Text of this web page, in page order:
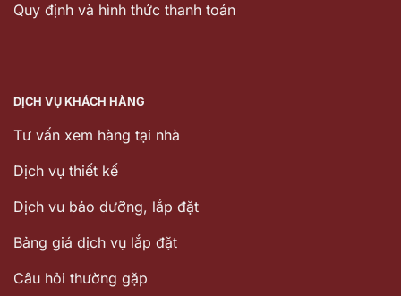
Quy định và hình thức thanh toán
DỊCH VỤ KHÁCH HÀNG
Tư vấn xem hàng tại nhà
Dịch vụ thiết kế
Dịch vu bảo dưỡng, lắp đặt
Bảng giá dịch vụ lắp đặt
Câu hỏi thường gặp